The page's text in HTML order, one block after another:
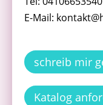
E-Mail:
schreib mir
Katalog